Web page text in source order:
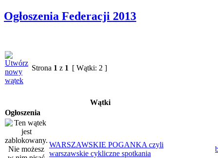
Ogłoszenia Federacji 2013
Strona 1 z 1 [ Wątki: 2 ]
Wątki
Ogłoszenia
WARSZAWSKIE POGANKA czyli
warszawskie cykliczne spotkania